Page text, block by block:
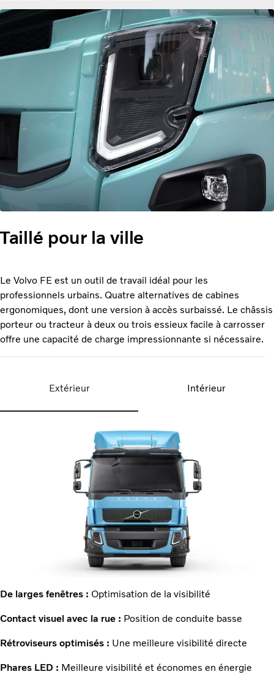
Taillé pour la ville
Le Volvo FE est un outil de travail idéal pour les
professionnels urbains. Quatre alternatives de cabines
ergonomiques, dont une version à accès surbaissé. Le châssis
porteur ou tracteur à deux ou trois essieux facile à carrosser
offre une capacité de charge impressionnante si nécessaire.
Extérieur Intérieur
De larges fenêtres : Optimisation de la visibilité
Contact visuel avec la rue : Position de conduite basse
Rétroviseurs optimisés : Une meilleure visibilité directe
Phares LED : Meilleure visibilité et économes en énergie